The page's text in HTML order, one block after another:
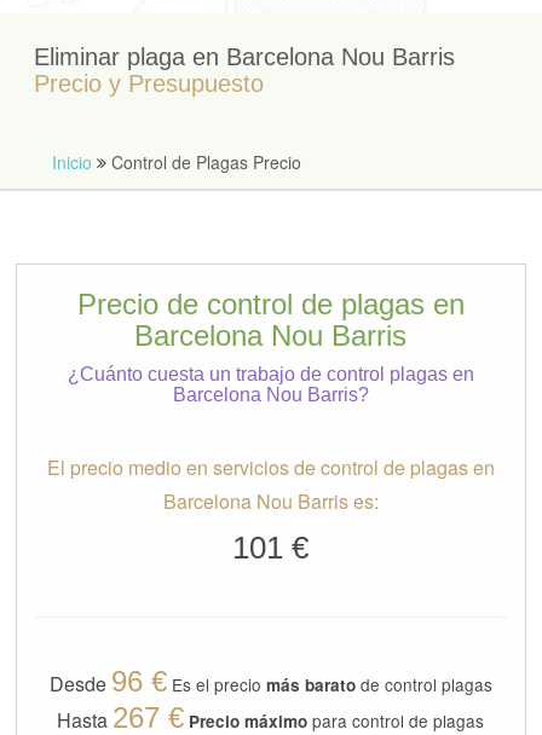
Eliminar plaga en Barcelona Nou Barris
Precio y Presupuesto
Inicio Control de Plagas Precio
Precio de control de plagas en
Barcelona Nou Barris
¿Cuánto cuesta un trabajo de control plagas en
Barcelona Nou Barris?
El precio medio en servicios de control de plagas en
Barcelona Nou Barris es:
101 €
Desde 96 € Es el precio más baratode control plagas
Hasta 267 € Precio máximo para control de plagas